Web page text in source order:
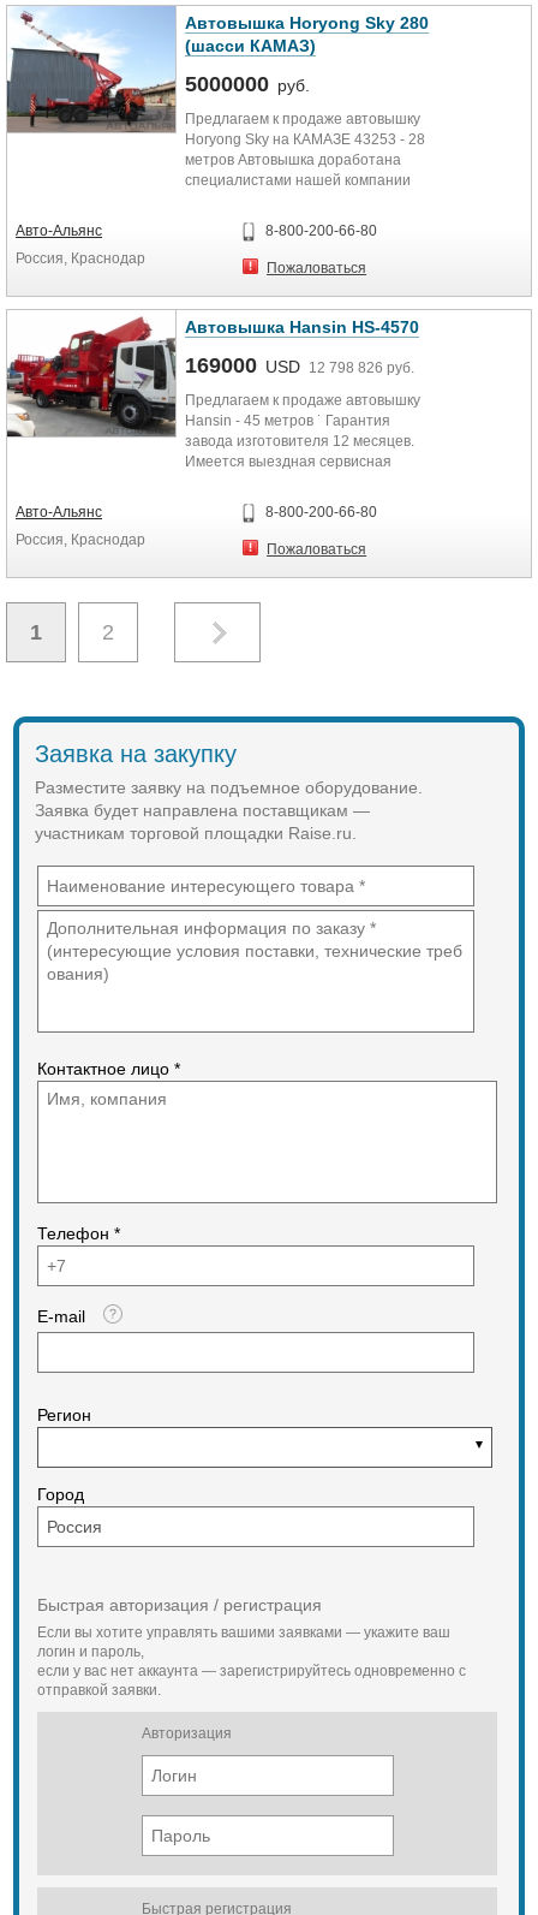
Автовышка Horyong Sky 280
(шасси КАМАЗ)
5000000 руб.
Предлагаем к продаже автовышку
Horyong Sky на КАМАЗЕ 43253 - 28
метров Автовышка доработана
специалистами нашей компании
Авто-Альянс
Россия, Краснодар
8-800-200-66-80
Пожаловаться
Автовышка Hansin HS-4570
169000 USD 12 798 826 руб.
Предлагаем к продаже автовышку
Hansin - 45 метров ˙ Гарантия
завода изготовителя 12 месяцев.
Имеется выездная сервисная
Авто-Альянс
Россия, Краснодар
8-800-200-66-80
Пожаловаться
1 2
Заявка на закупку
Разместите заявку на подъемное оборудование.
Заявка будет направлена поставщикам —
участникам торговой площадки Raise.ru.
Контактное лицо *
Телефон *
E-mail
Регион
Город
Быстрая авторизация / регистрация
Если вы хотите управлять вашими заявками — укажите ваш
логин и пароль,
если у вас нет аккаунта — зарегистрируйтесь одновременно с
отправкой заявки.
Авторизация
Быстрая регистрация